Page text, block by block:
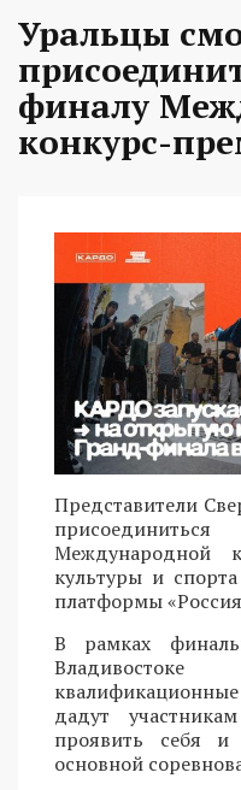
Уральцы
финалу
конкурс-
Представители
Международной
культуры и
платформы
В рамках
Владивостоке
дадут
проявить себя и
основной